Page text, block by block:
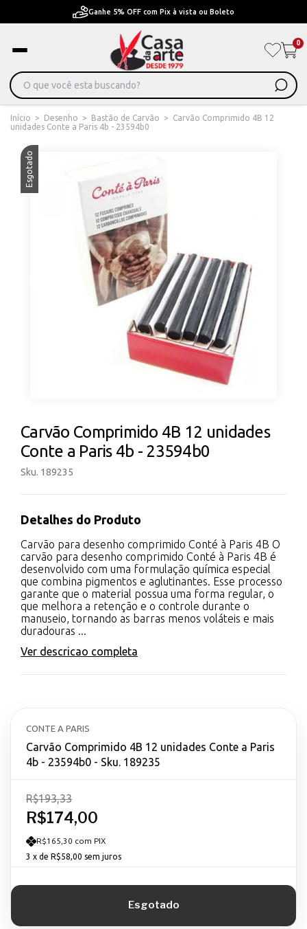
Ganhe 5% OFF com Pix à vista ou Boleto
0
Início > Desenho > Bastão de Carvão >
Carvão Comprimido 4B 12
unidades Conte a Paris 4b - 23594b0
Esgotado
Carvão Comprimido 4B 12 unidades
Conte a Paris 4b - 23594b0
Sku. 189235
Detalhes do Produto
Carvão para desenho comprimido Conté à Paris 4B O
carvão para desenho comprimido Conté à Paris 4B é
desenvolvido com uma formulação química especial
que combina pigmentos e aglutinantes. Esse processo
garante que o material possua uma forma regular, o
que melhora a retenção e o controle durante o
manuseio, tornando as barras menos voláteis e mais
duradouras ...
Ver descricao completa
CONTE A PARIS
Carvão Comprimido 4B 12 unidades Conte a Paris
4b - 23594b0 - Sku. 189235
R$174,00
R$193,33
R$165,30 com PIX
3 x de R$58,00 sem juros